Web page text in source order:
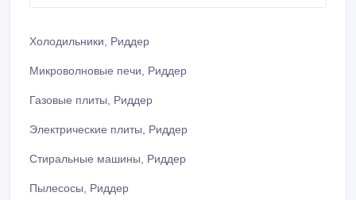
Холодильники, Риддер
Микроволновые печи, Риддер
Газовые плиты, Риддер
Электрические плиты, Риддер
Стиральные машины, Риддер
Пылесосы, Риддер